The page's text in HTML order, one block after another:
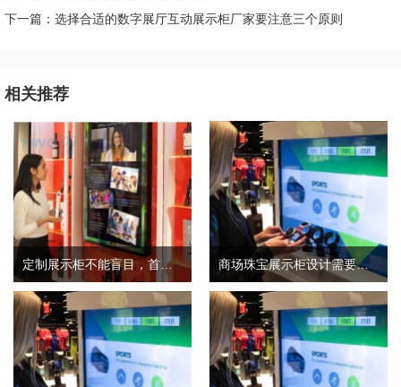
下一篇：选择合适的数字展厅互动展示柜厂家要注意三个原则
相关推荐
定制展示柜不能盲目，首先要考虑这几点 商场珠宝展示柜设计需要考虑三个因素和细节